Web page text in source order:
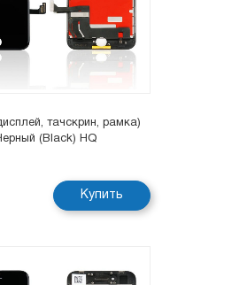
тачскрин, рамка)
(Black) HQ
Купить